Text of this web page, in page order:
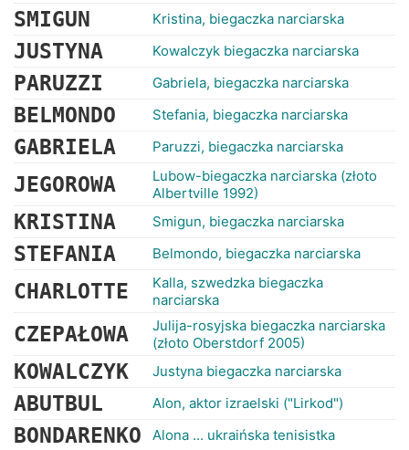
SMIGUN Kristina, biegaczka narciarska
JUSTYNA Kowalczyk biegaczka narciarska
PARUZZI Gabriela, biegaczka narciarska
BELMONDO Stefania, biegaczka narciarska
GABRIELA Paruzzi, biegaczka narciarska
JEGOROWA
Lubow-biegaczka narciarska (złoto
Albertville 1992)
KRISTINA Smigun, biegaczka narciarska
STEFANIA Belmondo, biegaczka narciarska
CHARLOTTE
Kalla, szwedzka biegaczka
narciarska
CZEPAŁOWA
Julija-rosyjska biegaczka narciarska
(złoto Oberstdorf 2005)
KOWALCZYK Justyna biegaczka narciarska
ABUTBUL Alon, aktor izraelski ("Lirkod")
BONDARENKO Alona ... ukraińska tenisistka